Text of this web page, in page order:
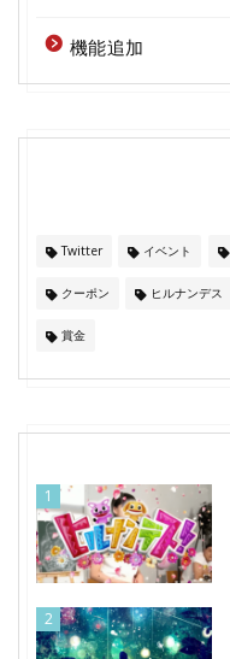
機能追加
Twitter イベント
クーポン ヒルナンデス
賞金
1
2